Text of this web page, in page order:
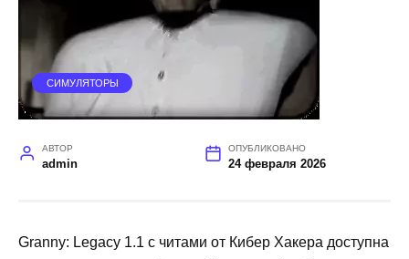
СИМУЛЯТОРЫ
АВТОР
admin
ОПУБЛИКОВАНО
24 февраля 2026
Granny: Legacy 1.1 с читами от Кибер Хакера доступна